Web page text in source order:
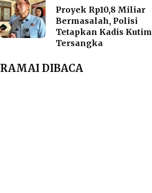
Proyek Rp10,8 Miliar
Bermasalah, Polisi
Tetapkan Kadis Kutim
Tersangka
RAMAI DIBACA